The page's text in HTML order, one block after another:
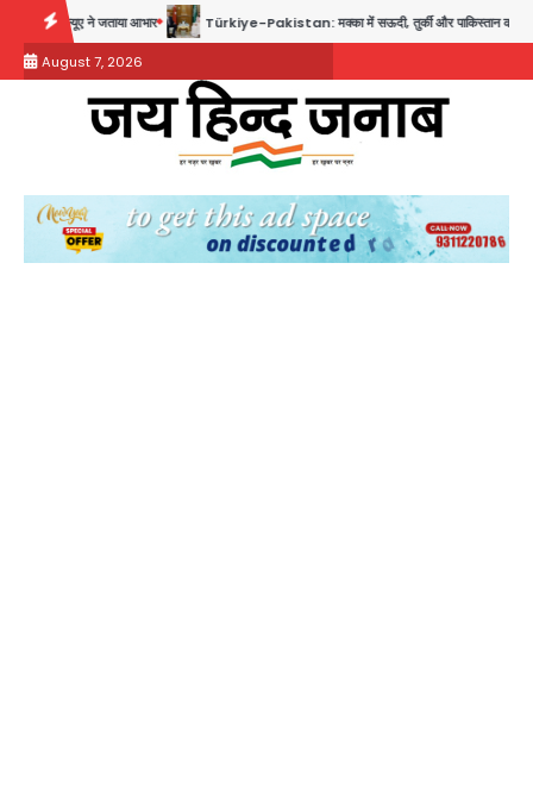
content
Türkiye-Pakistan: मक्का में सऊदी, तुर्की और पाकिस्तान का साझा रक्षा समझौता, जानें इसके मायने
August 7, 2026